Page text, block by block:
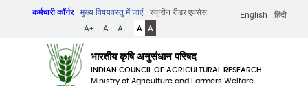
English हिंदी
कर्मचारी कॉर्नर मुख्य विषयवस्तु में जाएं
स्क्रीन रीडर एक्सेस
A+
A A- A A
भारतीय कृषि अनुसंधान परिषद
INDIAN COUNCIL OF AGRICULTURAL RESEARCH
Ministry of Agriculture and Farmers Welfare